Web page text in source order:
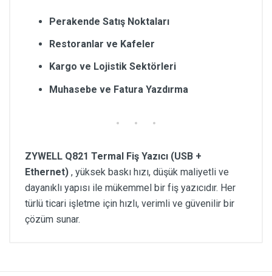
Perakende Satış Noktaları
Restoranlar ve Kafeler
Kargo ve Lojistik Sektörleri
Muhasebe ve Fatura Yazdırma
ZYWELL Q821 Termal Fiş Yazıcı (USB +
Ethernet) , yüksek baskı hızı, düşük maliyetli ve
dayanıklı yapısı ile mükemmel bir fiş yazıcıdır. Her
türlü ticari işletme için hızlı, verimli ve güvenilir bir
çözüm sunar.